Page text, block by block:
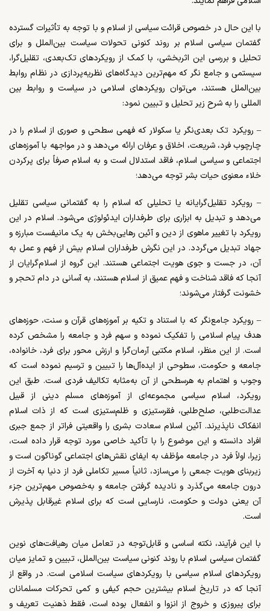
با این حال در خصوص قرائت سیاسی از اسلام و با توجه به تأثیرات گسترده‌
گفتمان سیاسی اسلام بر روند کنونی تحولات سیاست بین‌الملل و برای
تحلیل و بررسی این اثربخشی، با کمک از رویکردهای تک‌بعدی، تقلیل‌گرا،
سیستمی و جامع نگر که مهم‌ترین دیدگاه‌های نظریه‌پردازی در نظام روابط
بین‌الملل هستند، می‌توان رویکردهای اسلامی در سیاست و روابط بین
المللی را به شرح زیر تحلیل و تبیین نمود:
– رویکرد تک بعدی‌نگر یا سکولار که فهمی سطحی و صوری از اسلام را در
چارچوب فرد، شریعت، اخلاق و عرفان ارائه می‌دهد و در مواجهه با آموزه‌های
اجتماعی و سیاسی اسلام، فاقد استدلال است و به اسلام صرفاً برای پرکردن
خلاء معنوی حیات بشر توجه می‌دهد؛
– رویکرد تقلیل‌گرایانه یا تحلیلی که اسلام را به گفتمانی سیاسی تقلیل
می‌دهد و تبدیل به ابزاری برای طرفداران ایدئولوژی می‌شود. اسلام در این
رویکرد با تغییر ماهوی از دین و آئین رهایی‌بخش به یک مانیفست مبارزه و
جهاد تبدیل می‌گردد. در این نگرش طرفداران اسلام بیش از فهم و عمل به
آن، در جست و جوی هویت اجتماعی هستند. این گروه از اسلام‌گرایان از
آنجا که فاقد شناخت و فهم عمیق از اسلام هستند، به آسانی در دام تحجر و
خشونت گرفتار می‌شوند؛
– رویکرد جامع‌نگر که با استناد و تکیه بر آموزه‌های قرآن و سنت، حوزه‌های
هدف پیام اسلامی را تفکیک نموده و سهم فرد و جامعه را مشخص کرده
است. از این منظر، اسلام مکتبی آرمان‌گرا و ارزش محور برای فرد، خانواده،
جامعه و حکومت، سطوحی از ایده‌آل‌ها را تبیین و ترسیم نموده است که
وجوب و اهتمام به هرسطحی از آن به‌مثابه‌ تکالیف فردی است. طبق این
رویکرد، اسلام سیاسی مجموعه‌ای از آموزه‌های مسلم دینی از قبیل
عدالت‌طلبی، صلح‌طلبی، فقرستیزی و ظلم‌ستیزی است که از ذات اسلام
انفکاک ‌ناپذیرند. آئین اسلام سعادت بشری را واقعیتی فراتر از جمع جبری
افراد دانسته و این موضوع را با تأکید خاصی مورد توجه قرار داده است،
زیرا، اولاً فرد در جامعه مؤظف به ایفای نقش‌های اجتماعی گوناگون است و
زیربنای هویت جمعی را می‌سازد، ثانیاً مسیر تکاملی فرد از دنیا به آخرت از
درون جامعه می‌گذرد و نادیده گرفتن جامعه و به‌خصوص مهم‌ترین جزء
آن یعنی دولت و حکومت، نارسایی است که برای اسلام غیرقابل پذیرش
است.
با این فرآیند، نکته‌ اساسی و قابل‌توجه در تعامل میان رهیافت‌های نوین
گفتمان سیاسی اسلام با روند کنونی سیاست بین‌الملل، تبیین و تمایز میان
رویکردهای اسلام سیاسی با رویکردهای سیاست اسلامی است. در واقع از
آنجا که در تاریخ اسلام بیشترین حجم کیفی و کمی تحرکات مسلمانان
برای پیروزی و خروج از انزوا و انفعال بوده است، فقط ذهنیت تعریف و